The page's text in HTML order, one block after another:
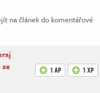
na článek do komentářové
1 AP 1 XP